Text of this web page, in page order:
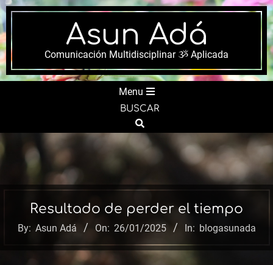
Skip
to
content
Asun Adá
Comunicación Multidisciplinar ૐ Aplicada
Menu
BUSCAR
Search
Resultado de perder el tiempo
By: Asun Adá On: 26/01/2025 In: blogasunada